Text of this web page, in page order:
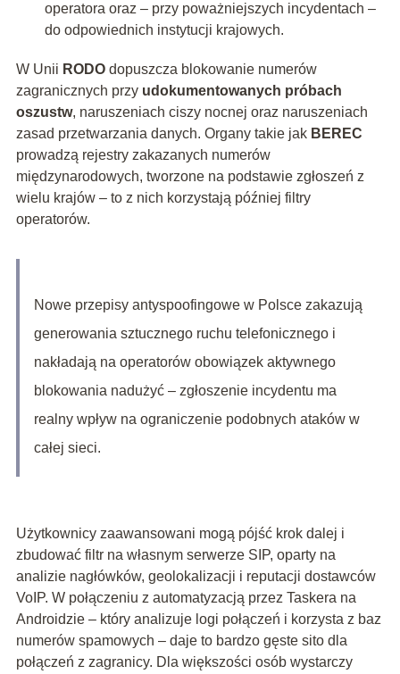
operatora oraz – przy poważniejszych incydentach –
do odpowiednich instytucji krajowych.
W Unii RODOdopuszcza blokowanie numerów
zagranicznych przy udokumentowanych próbach
oszustw, naruszeniach ciszy nocnej oraz naruszeniach
zasad przetwarzania danych. Organy takie jak BEREC
prowadzą rejestry zakazanych numerów
międzynarodowych, tworzone na podstawie zgłoszeń z
wielu krajów – to z nich korzystają później filtry
operatorów.
Nowe przepisy antyspoofingowe w Polsce zakazują
generowania sztucznego ruchu telefonicznego i
nakładają na operatorów obowiązek aktywnego
blokowania nadużyć – zgłoszenie incydentu ma
realny wpływ na ograniczenie podobnych ataków w
całej sieci.
Użytkownicy zaawansowani mogą pójść krok dalej i
zbudować filtr na własnym serwerze SIP, oparty na
analizie nagłówków, geolokalizacji i reputacji dostawców
VoIP. W połączeniu z automatyzacją przez Taskera na
Androidzie – który analizuje logi połączeń i korzysta z baz
numerów spamowych – daje to bardzo gęste sito dla
połączeń z zagranicy. Dla większości osób wystarczy